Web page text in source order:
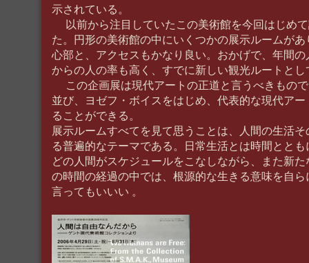
示されている。
以前から注目していたこの美術館を今回はじめ
た。円形の美術館の中にいくつかの展示ルームが
心部と、アクセスもかなり良い。おかげで、年間
からの人の率も高く、すでに新しい観光ルートと
この企画展は現代アートの正道と言うべきもの
並び、ヨゼフ・ボイスをはじめ、代表的な現代ア
ることができる。
展示ルームすべてを見て思うことは、人間の生活
る普遍的なテーマである。日常生活とは時間とと
どの人間がスケジュールをこなしながら、また新
の時間の経過の中では、根源的な生きる意味を自
言ってもいいい 。